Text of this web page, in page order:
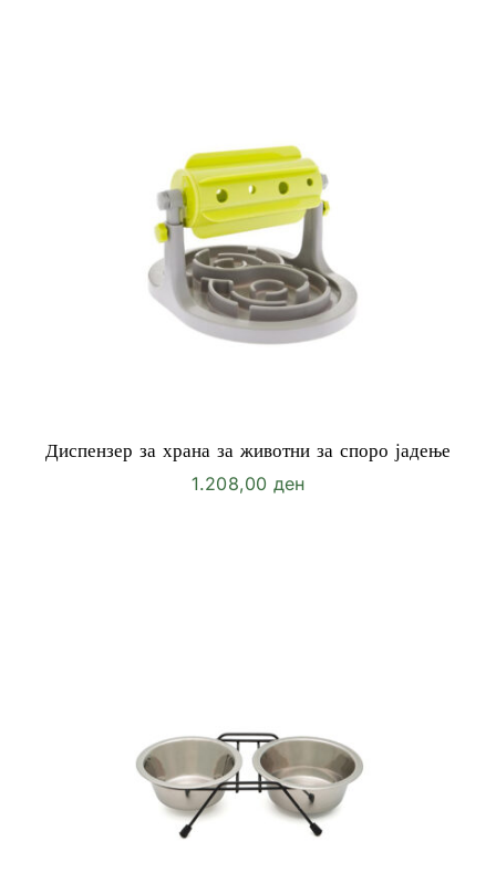
Диспензер за храна за животни за споро јадење
1.208,00 ден